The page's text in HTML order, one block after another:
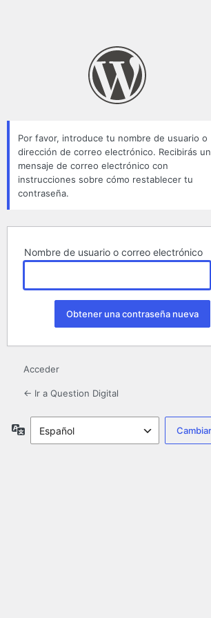
Por favor, introduce tu nombre de usuario o
dirección de correo electrónico. Recibirás un
mensaje de correo electrónico con
instrucciones sobre cómo restablecer tu
contraseña.
Nombre de usuario o correo electrónico
Acceder
← Ir a Question Digital
Idioma